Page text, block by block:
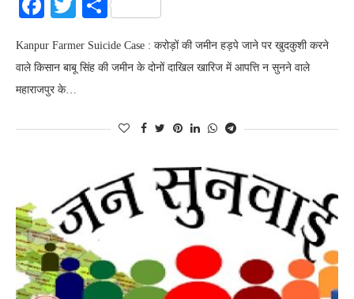
Kanpur Farmer Suicide Case : करोड़ों की जमीन हड़पे जाने पर खुदकुशी करने
वाले किसान बाबू सिंह की जमीन के दोनों दाखिल खारिज में आपत्ति न सुनने वाले
महाराजपुर के…